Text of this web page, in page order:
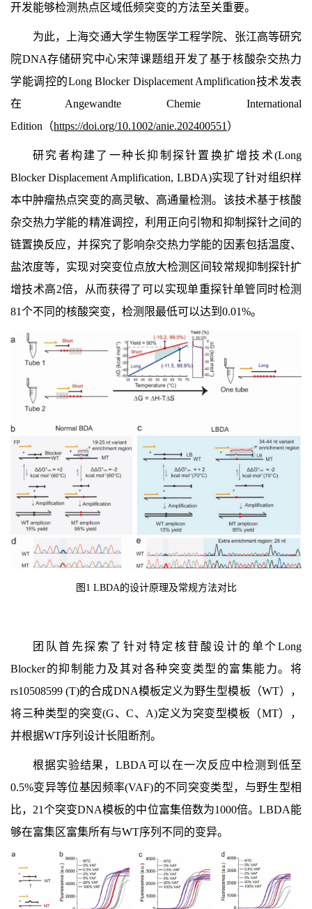
开发能够检测热点区域低频突变的方法至关重要。
为此，上海交通大学生物医学工程学院、张江高等研究
院DNA存储研究中心宋萍课题组开发了基于核酸杂交热力
学能调控的Long Blocker Displacement Amplification技术发表
在Angewandte Chemie International
Edition（https://doi.org/10.1002/anie.202400551）
研究者构建了一种长抑制探针置换扩增技术(Long
Blocker Displacement Amplification, LBDA)实现了针对组织样
本中肿瘤热点突变的高灵敏、高通量检测。该技术基于核酸
杂交热力学能的精准调控，利用正向引物和抑制探针之间的
链置换反应，并探究了影响杂交热力学能的因素包括温度、
盐浓度等，实现对突变位点放大检测区间较常规抑制探针扩
增技术高2倍，从而获得了可以实现单重探针单管同时检测
81个不同的核酸突变，检测限最低可以达到0.01%。
图 1 LBDA的设计原理及常规方法对比
团队首先探索了针对特定核苷酸设计的单个Long
Blocker的抑制能力及其对各种突变类型的富集能力。将
rs10508599 (T)的合成DNA模板定义为野生型模板（WT），
将三种类型的突变(G、C、A)定义为突变型模板（MT），
并根据WT序列设计长阻断剂。
根据实验结果，LBDA可以在一次反应中检测到低至
0.5%变异等位基因频率(VAF)的不同突变类型，与野生型相
比，21个突变DNA模板的中位富集倍数为1000倍。LBDA能
够在富集区富集所有与WT序列不同的变异。